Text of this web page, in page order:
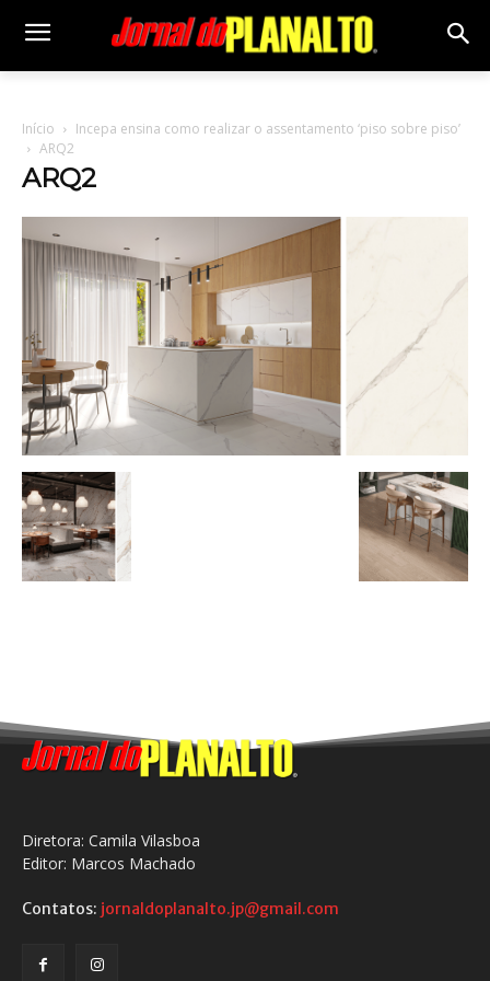
Início
Incepa ensina como realizar o assentamento ‘piso sobre piso’
ARQ2
ARQ2
Diretora: Camila Vilasboa
Editor: Marcos Machado
Contatos: jornaldoplanalto.jp@gmail.com